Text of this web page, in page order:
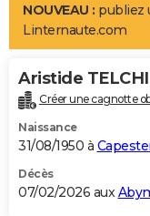
LIFESTYLE
Art de vivre
Bien-être
Loisirs
Mode
Modes de vie
Alimentation
Guide de la santé
Maladies
Médicaments
Sommeil
VOYAGE
Destinations
City break
Voyage nature
Voyage de noces
Forum
Climat
+PHOTO
GUIDES D'ACHAT
BONS PLANS
NOUVEAU : publiez
Linternaute.com
Aristide
Créer une cagnotte
Naissance
31/08/1950 à
Décès
07/02/2026 aux